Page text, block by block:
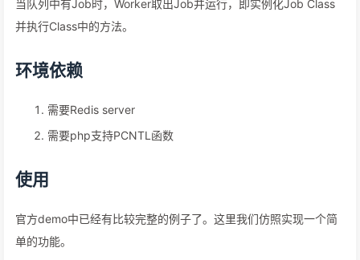
当队列中有Job时，Worker取出Job并运行，即实例化Job Class
并执行Class中的方法。
环境依赖
需要Redis server
需要php支持PCNTL函数
使用
官方demo中已经有比较完整的例子了。这里我们仿照实现一个简
单的功能。